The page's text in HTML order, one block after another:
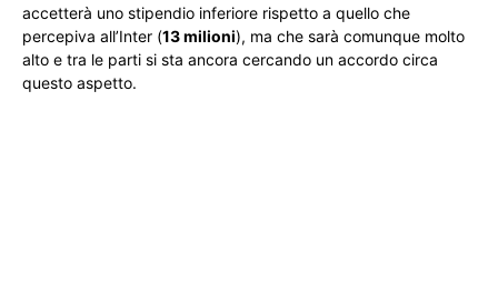
accetterà uno stipendio inferiore rispetto a quello che
percepiva all’Inter (13 milioni), ma che sarà comunque molto
alto e tra le parti si sta ancora cercando un accordo circa
questo aspetto.